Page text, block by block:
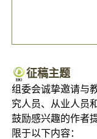
征稿主题
组委会诚挚邀请与
究人员、从业人员
鼓励感兴趣的作者
限于以下内容：